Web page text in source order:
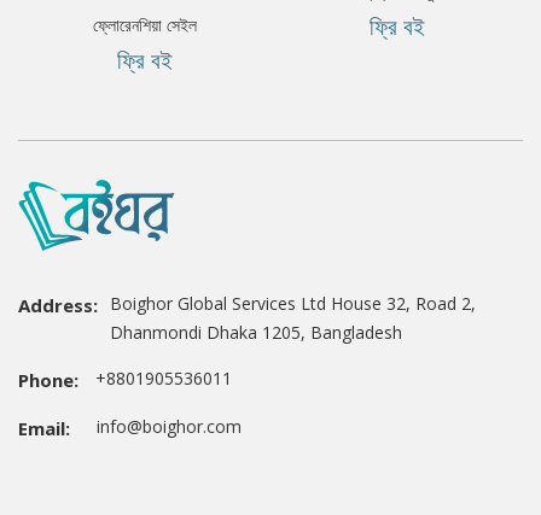
ফ্লোরেনশিয়া সেইল
ফ্রি বই
ফ্রি বই
Address: Boighor Global Services Ltd House 32, Road 2,
Dhanmondi Dhaka 1205, Bangladesh
Phone: +8801905536011
Email: info@boighor.com